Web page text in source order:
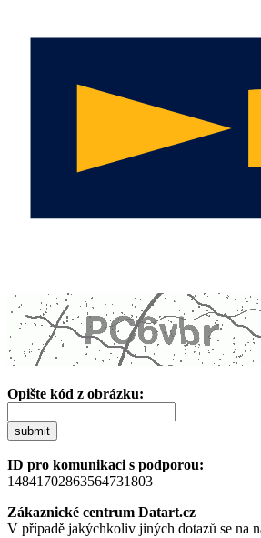
Opište kód z obrázku:
submit
ID pro komunikaci s podporou:
14841702863564731803
Zákaznické centrum Datart.cz
V případě jakýchkoliv jiných dotazů se na